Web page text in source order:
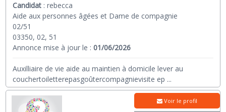
Candidat :rebecca
Aide aux personnes âgées et Dame de compagnie
02/51
03350, 02, 51
Annonce mise à jour le :01/06/2026
Auxilliaire de vie aide au maintien à domicile lever au
couchertoiletterepasgoûtercompagnievisite ep ...
Voir le profil